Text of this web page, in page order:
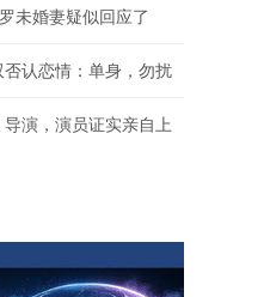
未婚妻疑似回应了
认恋情：单身，勿扰
导演，演员证实亲自上